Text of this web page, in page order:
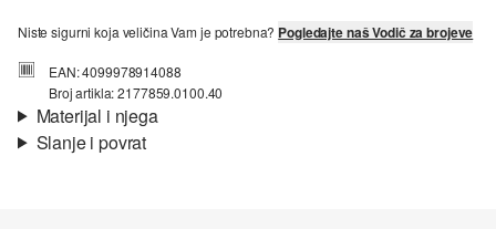
Niste sigurni koja veličina Vam je potrebna? Pogledajte naš Vodič za brojeve
EAN: 4099978914088
Broj artikla: 2177859.0100.40
Materijal i njega
Slanje i povrat